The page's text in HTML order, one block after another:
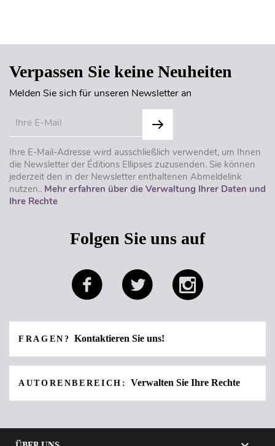
Verpassen Sie keine Neuheiten
Melden Sie sich für unseren Newsletter an
Ihre E-Mail-Adresse wird ausschließlich verwendet, um Ihnen
die Newsletter der Éditions Ellipses zuzusenden. Sie können
jederzeit den in der Newsletter enthaltenen Abmeldelink
nutzen.. Mehr erfahren über die Verwaltung Ihrer Daten und
Ihre Rechte
Folgen Sie uns auf
FRAGEN?Kontaktieren Sie uns!
AUTORENBEREICH: Verwalten Sie Ihre Rechte